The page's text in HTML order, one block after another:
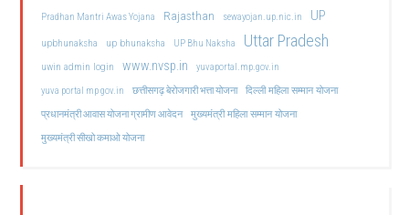
Pradhan Mantri Awas Yojana
Rajasthan sewayojan.up.nic.in UP
upbhunaksha up bhunaksha UP Bhu Naksha Uttar Pradesh
uwin admin login www.nvsp.in
yuvaportal.mp.gov.in
yuva portal mp gov.in
छत्तीसगढ़ बेरोजगारी भत्ता योजना दिल्ली महिला सम्मान योजना
प्रधानमंत्री आवास योजना ग्रामीण आवेदन मुख्यमंत्री महिला सम्मान योजना
मुख्यमंत्री सीखो कमाओ योजना